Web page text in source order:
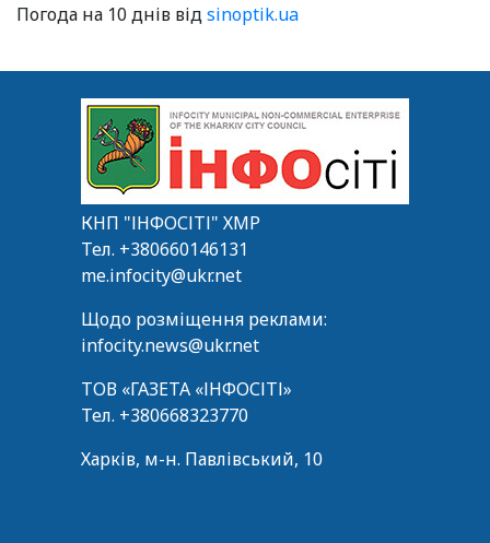
Погода на 10 днів відsinoptik.ua
КНП "ІНФОСІТІ" ХМР
Тел. +380660146131
me.infocity@ukr.net
Щодо розміщення реклами:
infocity.news@ukr.net
ТОВ «ГАЗЕТА «ІНФОСІТІ»
Тел. +380668323770
Харків, м-н. Павлівський, 10